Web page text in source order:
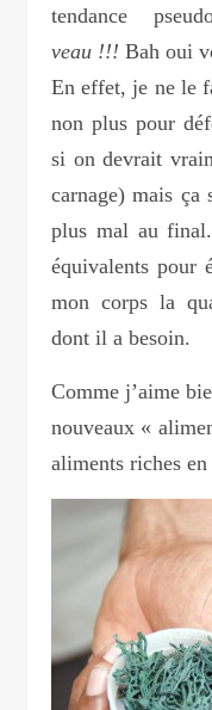
tendance
veau !!! Bah oui
En effet, je ne le
non plus pour
si on devrait
carnage) mais ça
plus mal au
équivalents pour
mon corps la
dont il a besoin.
Comme j’aime
nouveaux «
aliments riches